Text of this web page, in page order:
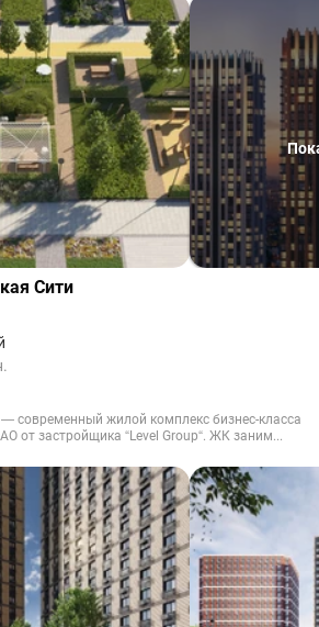
Сити
современный жилой комплекс бизнес-класса
от застройщика “Level Group“. ЖК заним...